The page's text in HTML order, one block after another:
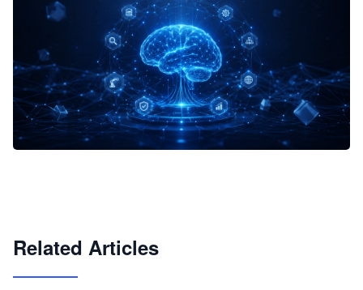
Related Articles